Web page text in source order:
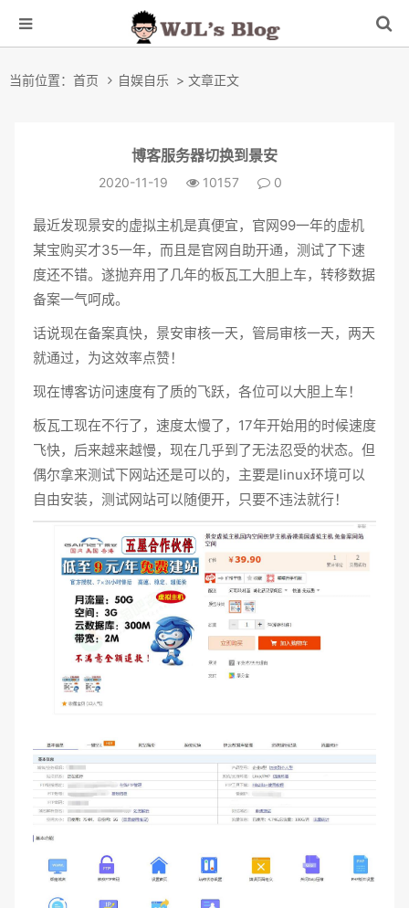
当前位置： 首页 自娱自乐 > 文章正文
博客服务器切换到景安
2020-11-19 10157 0
最近发现景安的虚拟主机是真便宜，官网99一年的虚机
某宝购买才35一年，而且是官网自助开通，测试了下速
度还不错。遂抛弃用了几年的板瓦工大胆上车，转移数据
备案一气呵成。
话说现在备案真快，景安审核一天，管局审核一天，两天
就通过，为这效率点赞！
现在博客访问速度有了质的飞跃，各位可以大胆上车！
板瓦工现在不行了，速度太慢了，17年开始用的时候速度
飞快，后来越来越慢，现在几乎到了无法忍受的状态。但
偶尔拿来测试下网站还是可以的，主要是linux环境可以
自由安装，测试网站可以随便开，只要不违法就行！